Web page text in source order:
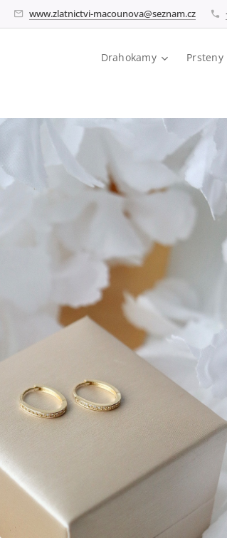
www.zlatnictvi-macounova@seznam.cz
Drahokamy Prsteny